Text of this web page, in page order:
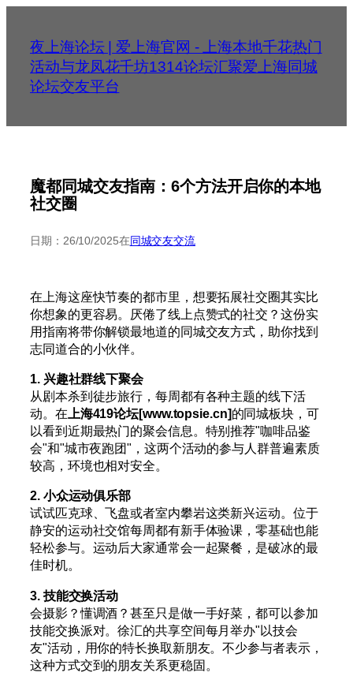
夜上海论坛 | 爱上海官网 - 上海本地千花热门
活动与龙凤花千坊1314论坛汇聚爱上海同城
论坛交友平台
魔都同城交友指南：6个方法开启你的本地
社交圈
日期： 26/10/2025在同城交友交流
在上海这座快节奏的都市里，想要拓展社交圈其实比
你想象的更容易。厌倦了线上点赞式的社交？这份实
用指南将带你解锁最地道的同城交友方式，助你找到
志同道合的小伙伴。
1. 兴趣社群线下聚会
从剧本杀到徒步旅行，每周都有各种主题的线下活
动。在 上海419论坛[www.topsie.cn]的同城板块，可
以看到近期最热门的聚会信息。特别推荐"咖啡品鉴
会"和"城市夜跑团"，这两个活动的参与人群普遍素质
较高，环境也相对安全。
2. 小众运动俱乐部
试试匹克球、飞盘或者室内攀岩这类新兴运动。位于
静安的运动社交馆每周都有新手体验课，零基础也能
轻松参与。运动后大家通常会一起聚餐，是破冰的最
佳时机。
3. 技能交换活动
会摄影？懂调酒？甚至只是做一手好菜，都可以参加
技能交换派对。徐汇的共享空间每月举办"以技会
友"活动，用你的特长换取新朋友。不少参与者表示，
这种方式交到的朋友关系更稳固。